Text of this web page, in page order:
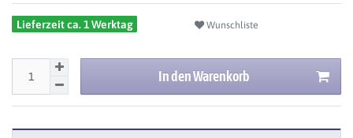
Lieferzeit ca. 1 Werktag Wunschliste
In den Warenkorb